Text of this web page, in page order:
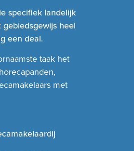
specifiek landelijk
heel
een deal.
taak het
met